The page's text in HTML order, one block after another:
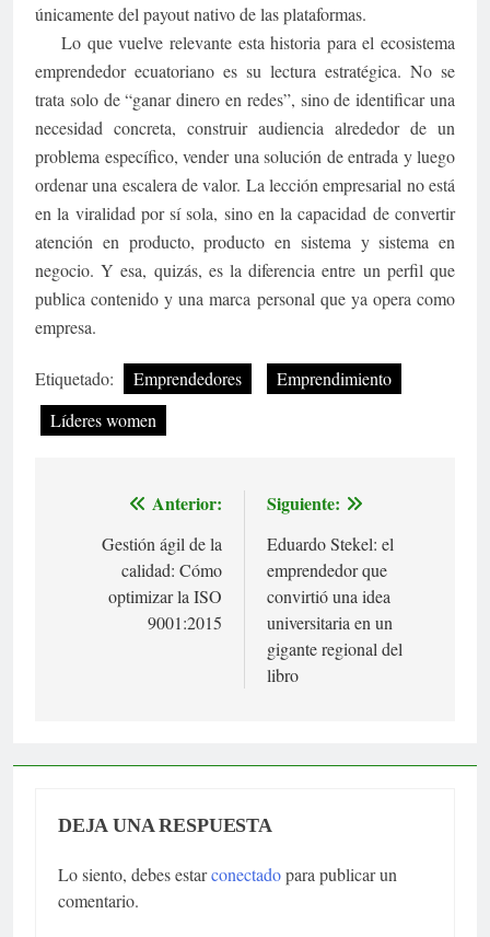
únicamente del payout nativo de las plataformas.
Lo que vuelve relevante esta historia para el ecosistema
emprendedor ecuatoriano es su lectura estratégica. No se
trata solo de “ganar dinero en redes”, sino de identificar una
necesidad concreta, construir audiencia alrededor de un
problema específico, vender una solución de entrada y luego
ordenar una escalera de valor. La lección empresarial no está
en la viralidad por sí sola, sino en la capacidad de convertir
atención en producto, producto en sistema y sistema en
negocio. Y esa, quizás, es la diferencia entre un perfil que
publica contenido y una marca personal que ya opera como
empresa.
Etiquetado: Emprendedores
Emprendimiento
Líderes women
Navegación
entradas
Anterior:
Gestión ágil de la
calidad: Cómo
optimizar la ISO
9001:2015
Siguiente:
Eduardo Stekel: el
emprendedor que
convirtió una idea
universitaria en un
gigante regional del
libro
DEJA UNA RESPUESTA
Lo siento, debes estarconectadopara publicar un
comentario.